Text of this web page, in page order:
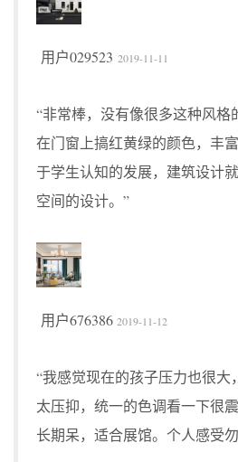
用户029523 2019-11-11
“非常棒，没有像很多这种风格
在门窗上搞红黄绿的颜色，丰
于学生认知的发展，建筑设计
空间的设计。”
用户676386 2019-11-12
“我感觉现在的孩子压力也很大
太压抑，统一的色调看一下很
长期呆，适合展馆。个人感受